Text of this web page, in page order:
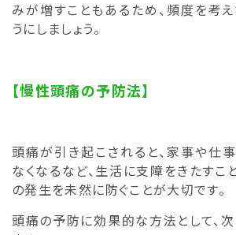
みが増すこともあるため、頻度を考
うにしましょう。
【慢性頭痛の予防法】
頭痛が引き起こされると、家事や仕
なくなるなど、生活に支障をきたすこ
の発生を未然に防ぐことが大切です。
頭痛の予防に効果的な方法として、